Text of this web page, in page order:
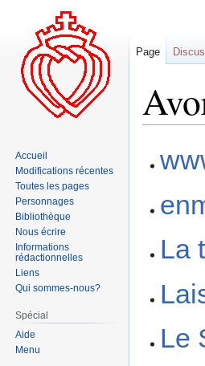
navigation
recherche
La
Le
Page
Accueil
Modifications récentes
Toutes les pages
Personnages
Bibliothèque
Nous écrire
Informations
rédactionnelles
Liens
Qui sommes-nous?
Spécial
Aide
Menu